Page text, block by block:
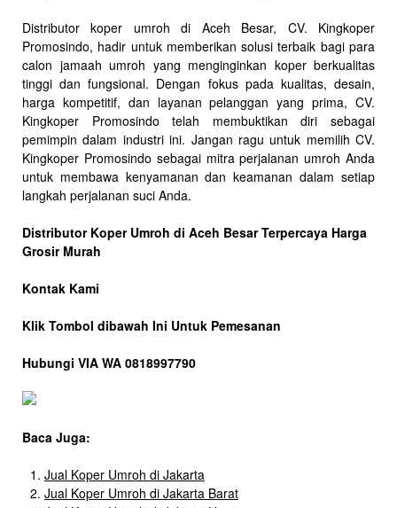
Distributor koper umroh di Aceh Besar, CV. Kingkoper
Promosindo, hadir untuk memberikan solusi terbaik bagi para
calon jamaah umroh yang menginginkan koper berkualitas
tinggi dan fungsional. Dengan fokus pada kualitas, desain,
harga kompetitif, dan layanan pelanggan yang prima, CV.
Kingkoper Promosindo telah membuktikan diri sebagai
pemimpin dalam industri ini. Jangan ragu untuk memilih CV.
Kingkoper Promosindo sebagai mitra perjalanan umroh Anda
untuk membawa kenyamanan dan keamanan dalam setiap
langkah perjalanan suci Anda.
Distributor Koper Umroh di Aceh Besar Terpercaya Harga
Grosir Murah
Kontak Kami
Klik Tombol dibawah Ini Untuk Pemesanan
Hubungi VIA WA 0818997790
Baca Juga:
Jual Koper Umroh di Jakarta
Jual Koper Umroh di Jakarta Barat